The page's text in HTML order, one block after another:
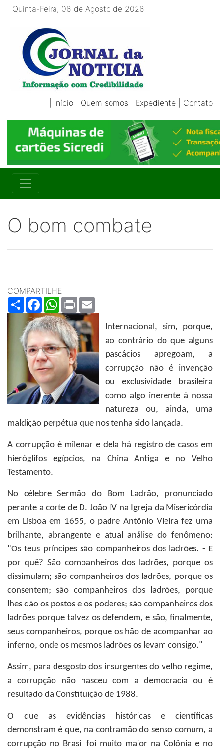
Quinta-Feira, 06 de Agosto de 2026
Início Quem somos Expediente Contato
O bom combate
COMPARTILHE
ShareFacebookWhatsApp
Print
Internacional, sim, porque,
ao contrário do que alguns
pascácios apregoam, a
corrupção não é invenção
ou exclusividade brasileira
como algo inerente à nossa
natureza ou, ainda, uma
maldição perpétua que nos tenha sido lançada.
A corrupção é milenar e dela há registro de casos em
hieróglifos egípcios, na China Antiga e no Velho
Testamento.
No célebre Sermão do Bom Ladrão, pronunciado
perante a corte de D. João IV na Igreja da Misericórdia
em Lisboa em 1655, o padre Antônio Vieira fez uma
brilhante, abrangente e atual análise do fenômeno:
"Os teus príncipes são companheiros dos ladrões. - E
por quê? São companheiros dos ladrões, porque os
dissimulam; são companheiros dos ladrões, porque os
consentem; são companheiros dos ladrões, porque
lhes dão os postos e os poderes; são companheiros dos
ladrões porque talvez os defendem, e são, finalmente,
seus companheiros, porque os hão de acompanhar ao
inferno, onde os mesmos ladrões os levam consigo."
Assim, para desgosto dos insurgentes do velho regime,
a corrupção não nasceu com a democracia ou é
resultado da Constituição de 1988.
O que as evidências históricas e científicas
demonstram é que, na contramão do senso comum, a
corrupção no Brasil foi muito maior na Colônia e no